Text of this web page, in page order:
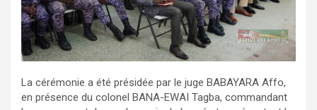
La cérémonie a été présidée par le juge BABAYARA Affo,
en présence du colonel BANA-EWAI Tagba, commandant